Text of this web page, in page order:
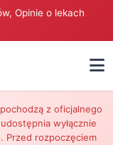
Opinie o lekach
z oficjalnego
wyłącznie
Przed rozpoczęciem